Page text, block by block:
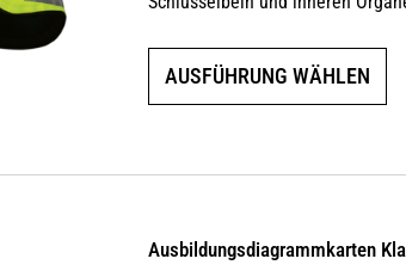
AUSFÜHRUNG WÄHLEN
Ausbildungs­dia­gramm­karten